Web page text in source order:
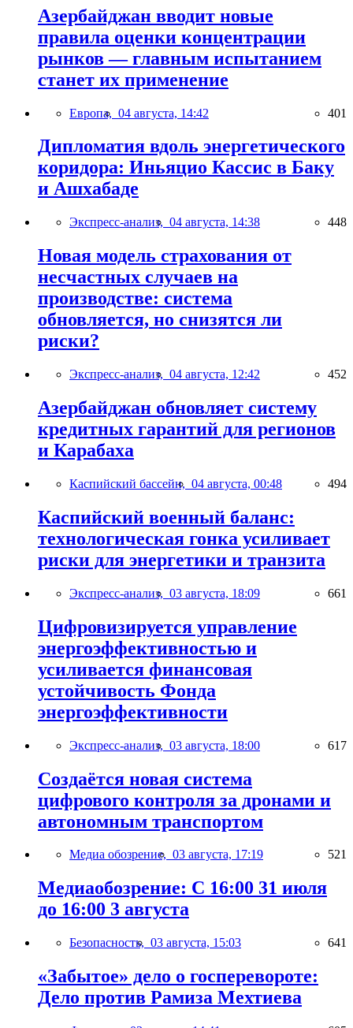
Азербайджан вводит новые
правила оценки концентрации
рынков — главным испытанием
станет их применение
Европа, 04 августа, 14:42 401
Дипломатия вдоль энергетического
коридора: Иньяцио Кассис в Баку
и Ашхабаде
Экспресс-анализ, 04 августа, 14:38 448
Новая модель страхования от
несчастных случаев на
производстве: система
обновляется, но снизятся ли
риски?
Экспресс-анализ, 04 августа, 12:42 452
Азербайджан обновляет систему
кредитных гарантий для регионов
и Карабаха
Каспийский бассейн, 04 августа, 00:48 494
Каспийский военный баланс:
технологическая гонка усиливает
риски для энергетики и транзита
Экспресс-анализ, 03 августа, 18:09 661
Цифровизируется управление
энергоэффективностью и
усиливается финансовая
устойчивость Фонда
энергоэффективности
Экспресс-анализ, 03 августа, 18:00 617
Создаётся новая система
цифрового контроля за дронами и
автономным транспортом
Медиа обозрение, 03 августа, 17:19 521
Медиаобозрение: С 16:00 31 июля
до 16:00 3 августа
Безопасность, 03 августа, 15:03 641
«Забытое» дело о госперевороте:
Дело против Рамиза Мехтиева